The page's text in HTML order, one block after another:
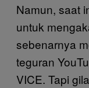
Namun, saat
untuk
sebenarnya
teguran
VICE. Tapi